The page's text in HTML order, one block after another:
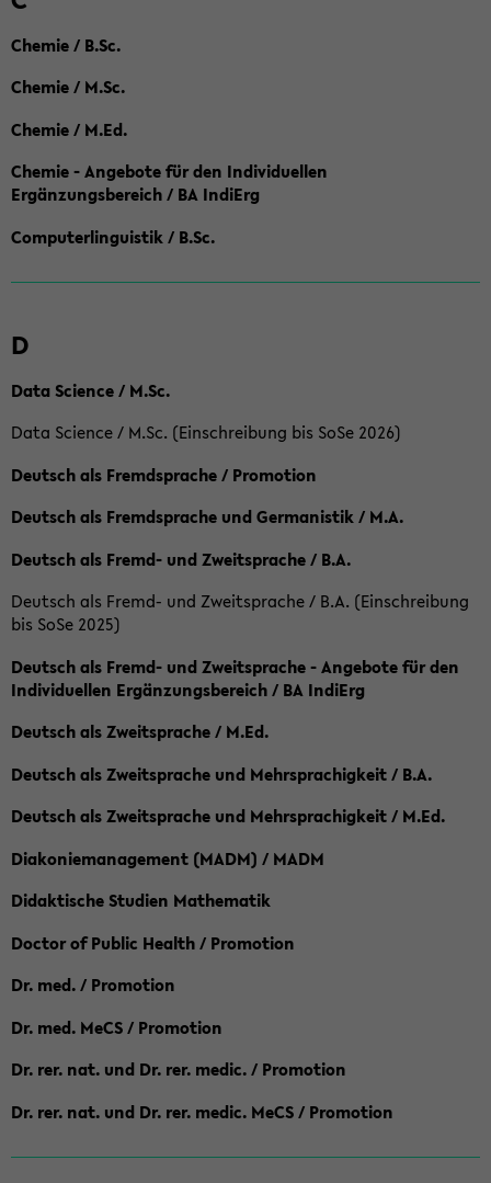
Chemie / B.Sc.
Chemie / M.Sc.
Chemie / M.Ed.
Chemie - Angebote für den Individuellen
Ergänzungsbereich / BA IndiErg
Computerlinguistik / B.Sc.
D
Data Science / M.Sc.
Data Science / M.Sc. (Einschreibung bis SoSe 2026)
Deutsch als Fremdsprache / Promotion
Deutsch als Fremdsprache und Germanistik / M.A.
Deutsch als Fremd- und Zweitsprache / B.A.
Deutsch als Fremd- und Zweitsprache / B.A. (Einschreibung
bis SoSe 2025)
Deutsch als Fremd- und Zweitsprache - Angebote für den
Individuellen Ergänzungsbereich / BA IndiErg
Deutsch als Zweitsprache / M.Ed.
Deutsch als Zweitsprache und Mehrsprachigkeit / B.A.
Deutsch als Zweitsprache und Mehrsprachigkeit / M.Ed.
Diakoniemanagement (MADM) / MADM
Didaktische Studien Mathematik
Doctor of Public Health / Promotion
Dr. med. / Promotion
Dr. med. MeCS / Promotion
Dr. rer. nat. und Dr. rer. medic. / Promotion
Dr. rer. nat. und Dr. rer. medic. MeCS / Promotion